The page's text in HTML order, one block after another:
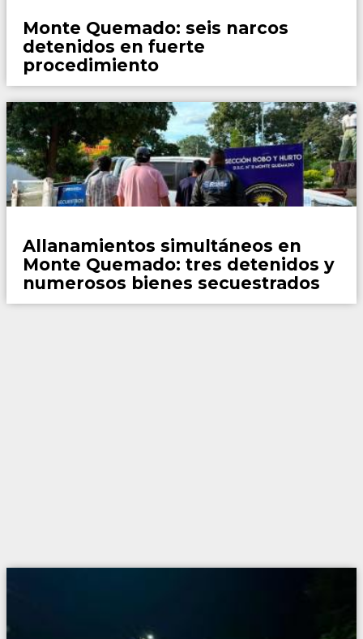
Monte Quemado: seis narcos
detenidos en fuerte
procedimiento
Allanamientos simultáneos en
Monte Quemado: tres detenidos y
numerosos bienes secuestrados